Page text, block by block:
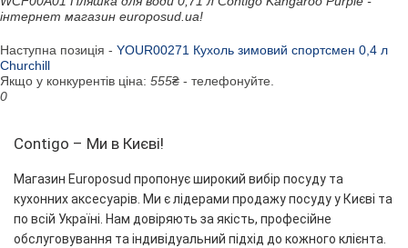
інтернет магазин europosud.ua!
Наступна позиція - YOUR00271 Кухоль зимовий спортсмен 0,4 л
Churchill
Якщо у конкурентів ціна: 555₴ - телефонуйте.
0
Contigo – Ми в Києві!
Магазин Europosud пропонує широкий вибір посуду та
кухонних аксесуарів. Ми є лідерами продажу посуду у Києві та
по всій Україні. Нам довіряють за якість, професійне
обслуговування та індивідуальний підхід до кожного клієнта.